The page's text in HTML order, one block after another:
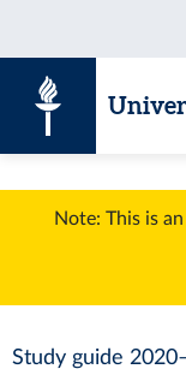
Note: This is
Study guide